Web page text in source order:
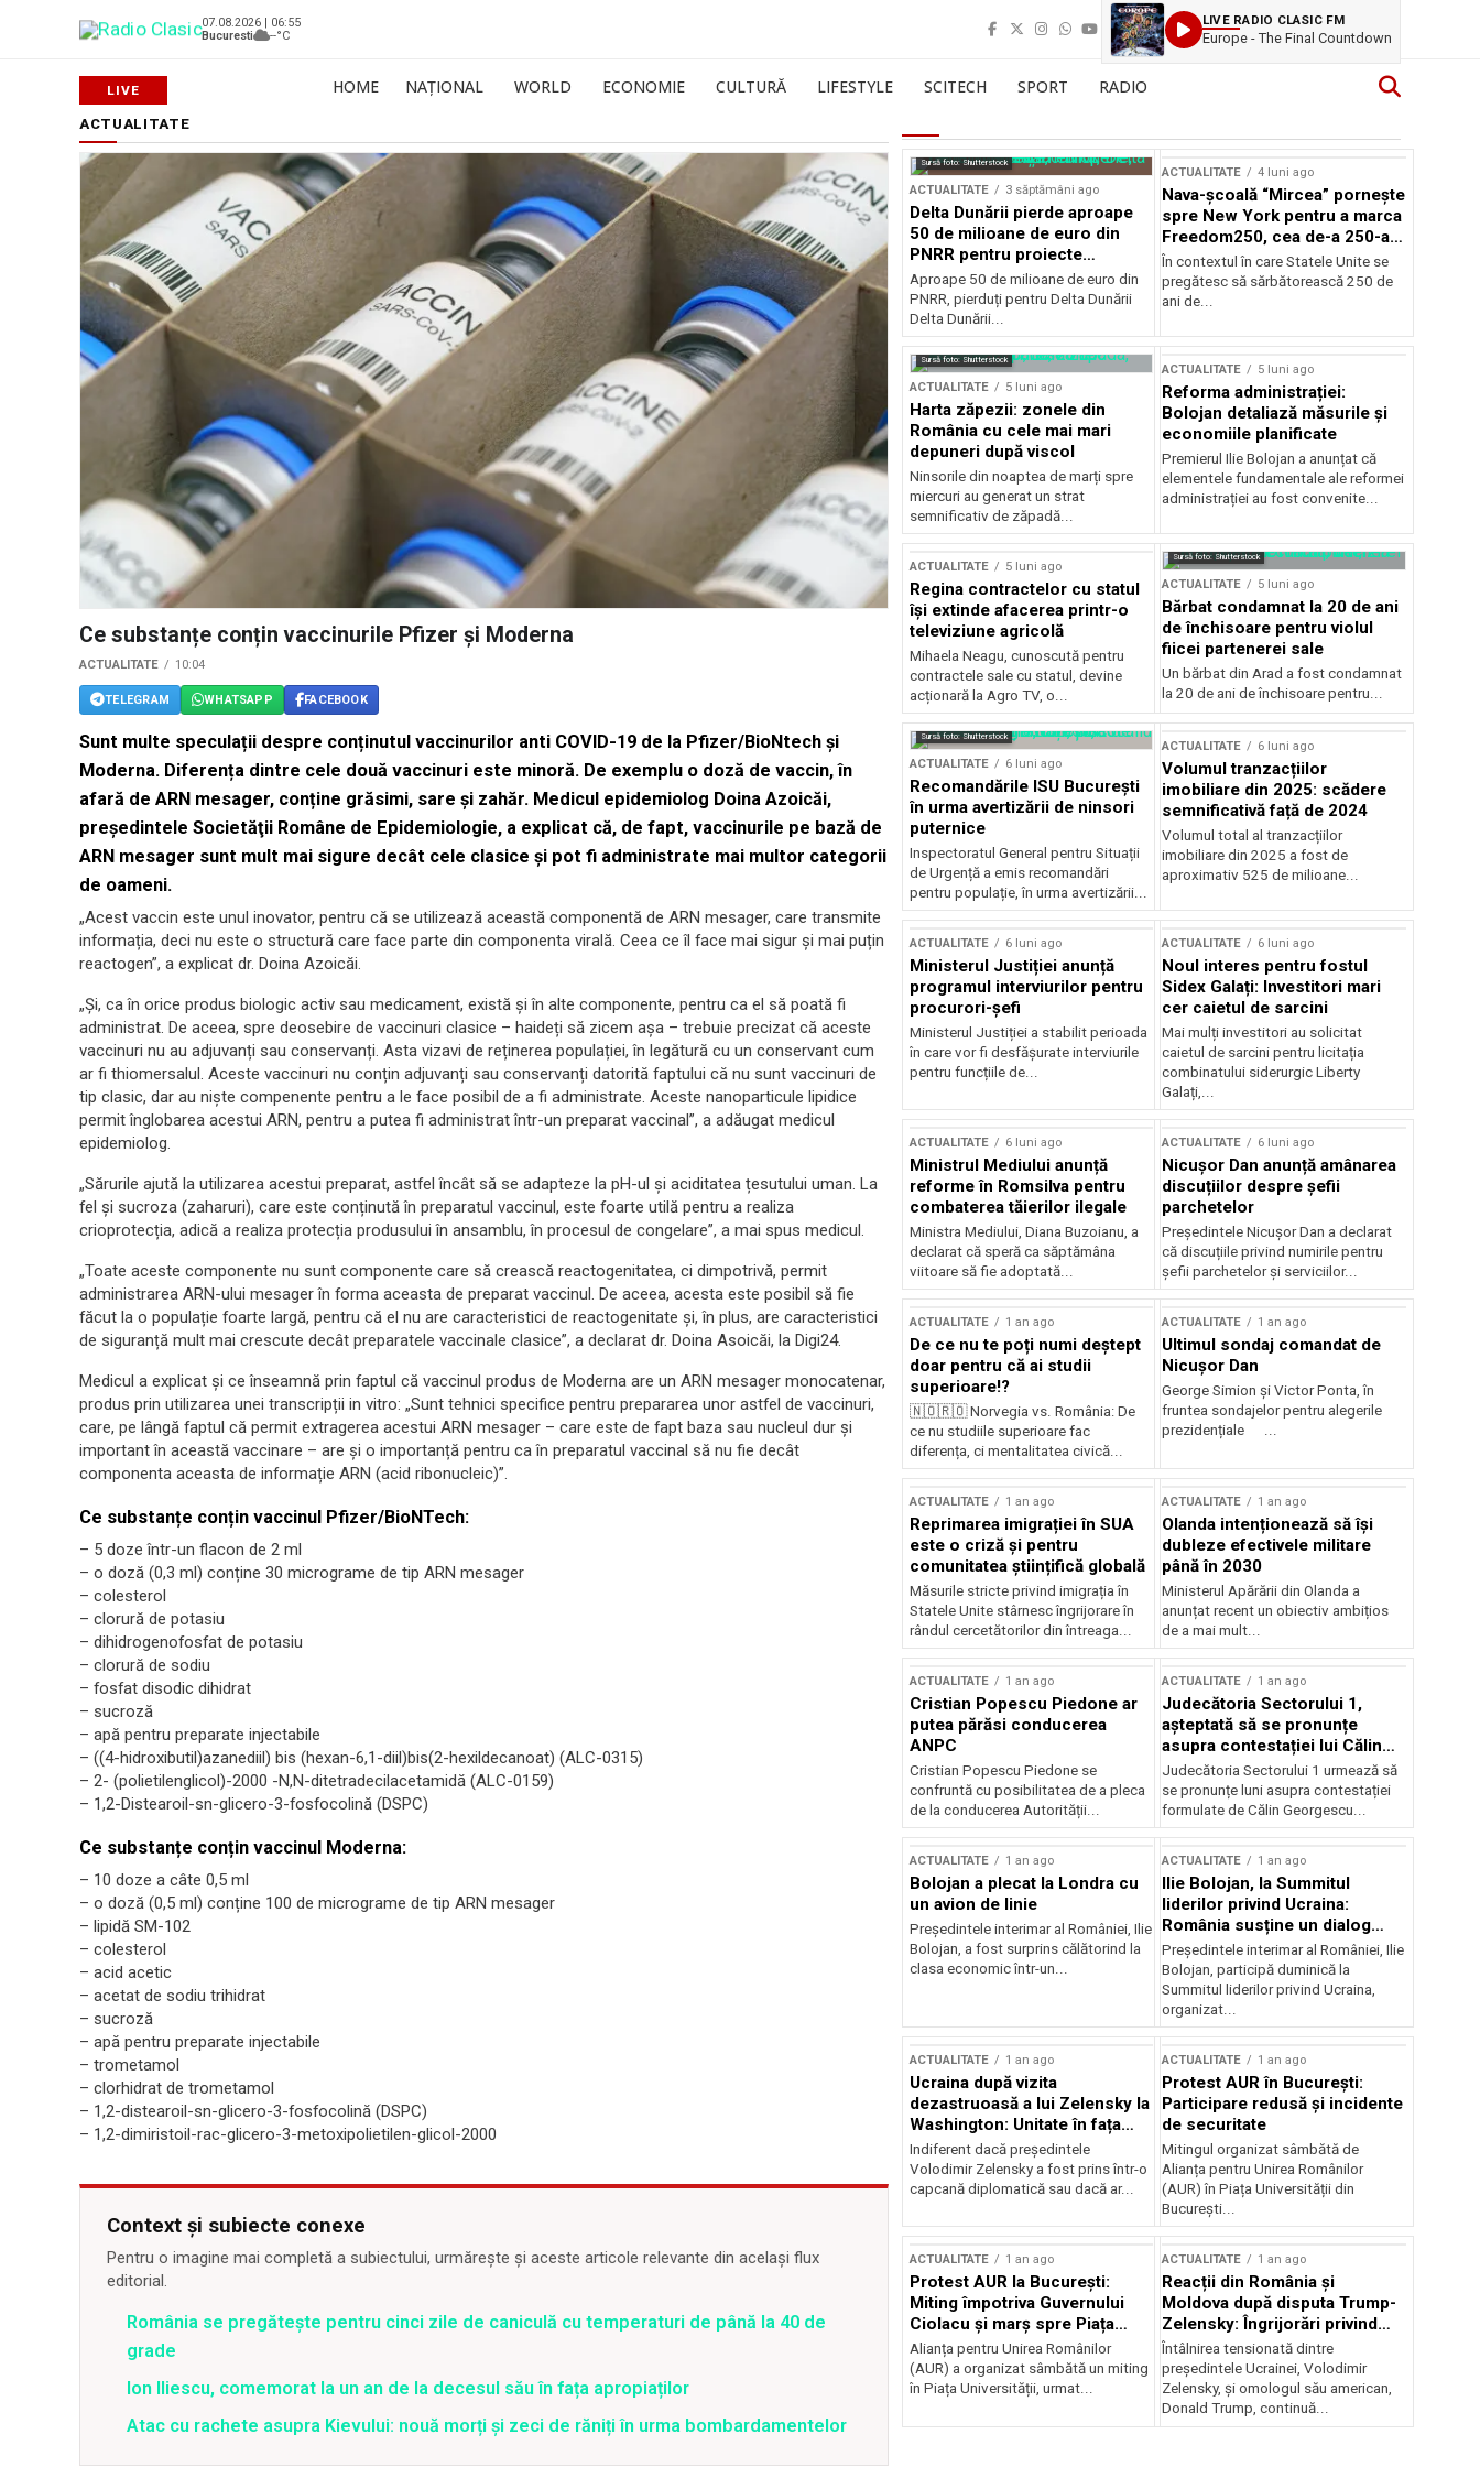
07.08.2026 | 06:55
Bucuresti
--°C
LIVE RADIO CLASIC FM
Europe - The Final Countdown
HOME NAȚIONAL WORLD ECONOMIE CULTURĂ LIFESTYLE SCITECH SPORT RADIO
ACTUALITATE
Ce substanțe conțin vaccinurile Pfizer și Moderna
ACTUALITATE 10:04
TELEGRAM WHATSAPP FACEBOOK
Sunt multe speculații despre conținutul vaccinurilor anti COVID-19 de la Pfizer/BioNtech și
Moderna. Diferența dintre cele două vaccinuri este minoră. De exemplu o doză de vaccin, în
afară de ARN mesager, conține grăsimi, sare și zahăr. Medicul epidemiolog Doina Azoicăi,
preşedintele Societăţii Române de Epidemiologie, a explicat că, de fapt, vaccinurile pe bază de
ARN mesager sunt mult mai sigure decât cele clasice și pot fi administrate mai multor categorii
de oameni.
„Acest vaccin este unul inovator, pentru că se utilizează această componentă de ARN mesager, care transmite
informația, deci nu este o structură care face parte din componenta virală. Ceea ce îl face mai sigur și mai puțin
reactogen”, a explicat dr. Doina Azoicăi.
„Și, ca în orice produs biologic activ sau medicament, există și în alte componente, pentru ca el să poată fi
administrat. De aceea, spre deosebire de vaccinuri clasice – haideți să zicem așa – trebuie precizat că aceste
vaccinuri nu au adjuvanți sau conservanți. Asta vizavi de reținerea populației, în legătură cu un conservant cum
ar fi thiomersalul. Aceste vaccinuri nu conțin adjuvanți sau conservanți datorită faptului că nu sunt vaccinuri de
tip clasic, dar au niște compenente pentru a le face posibil de a fi administrate. Aceste nanoparticule lipidice
permit înglobarea acestui ARN, pentru a putea fi administrat într-un preparat vaccinal”, a adăugat medicul
epidemiolog.
„Sărurile ajută la utilizarea acestui preparat, astfel încât să se adapteze la pH-ul și aciditatea țesutului uman. La
fel și sucroza (zaharuri), care este conținută în preparatul vaccinul, este foarte utilă pentru a realiza
crioprotecția, adică a realiza protecția produsului în ansamblu, în procesul de congelare”, a mai spus medicul.
„Toate aceste componente nu sunt componente care să crească reactogenitatea, ci dimpotrivă, permit
administrarea ARN-ului mesager în forma aceasta de preparat vaccinul. De aceea, acesta este posibil să fie
făcut la o populație foarte largă, pentru că el nu are caracteristici de reactogenitate și, în plus, are caracteristici
de siguranță mult mai crescute decât preparatele vaccinale clasice”, a declarat dr. Doina Asoicăi, la Digi24.
Medicul a explicat și ce înseamnă prin faptul că vaccinul produs de Moderna are un ARN mesager monocatenar,
produs prin utilizarea unei transcripții in vitro: „Sunt tehnici specifice pentru prepararea unor astfel de vaccinuri,
care, pe lângă faptul că permit extragerea acestui ARN mesager – care este de fapt baza sau nucleul dur și
important în această vaccinare – are și o importanță pentru ca în preparatul vaccinal să nu fie decât
componenta aceasta de informație ARN (acid ribonucleic)”.
Ce substanțe conțin vaccinul Pfizer/BioNTech:
– 5 doze într-un flacon de 2 ml
– o doză (0,3 ml) conține 30 micrograme de tip ARN mesager
– colesterol
– clorură de potasiu
– dihidrogenofosfat de potasiu
– clorură de sodiu
– fosfat disodic dihidrat
– sucroză
– apă pentru preparate injectabile
– ((4-hidroxibutil)azanediil) bis (hexan-6,1-diil)bis(2-hexildecanoat) (ALC-0315)
– 2- (polietilenglicol)-2000 -N,N-ditetradecilacetamidă (ALC-0159)
– 1,2-Distearoil-sn-glicero-3-fosfocolină (DSPC)
Ce substanțe conțin vaccinul Moderna:
– 10 doze a câte 0,5 ml
– o doză (0,5 ml) conține 100 de micrograme de tip ARN mesager
– lipidă SM-102
– colesterol
– acid acetic
– acetat de sodiu trihidrat
– sucroză
– apă pentru preparate injectabile
– trometamol
– clorhidrat de trometamol
– 1,2-distearoil-sn-glicero-3-fosfocolină (DSPC)
– 1,2-dimiristoil-rac-glicero-3-metoxipolietilen-glicol-2000
Context și subiecte conexe
Pentru o imagine mai completă a subiectului, urmărește și aceste articole relevante din același flux
editorial.
România se pregătește pentru cinci zile de caniculă cu temperaturi de până la 40 de
grade
Ion Iliescu, comemorat la un an de la decesul său în fața apropiaților
Atac cu rachete asupra Kievului: nouă morți și zeci de răniți în urma bombardamentelor
Sursă foto: Shutterstock
ACTUALITATE 3 săptămâni ago
Delta Dunării pierde aproape
50 de milioane de euro din
PNRR pentru proiecte
esențiale
Aproape 50 de milioane de euro din
PNRR, pierduți pentru Delta Dunării
Delta Dunării...
ACTUALITATE 4 luni ago
Nava-școală “Mircea” pornește
spre New York pentru a marca
Freedom250, cea de-a 250-a
aniversare a Statelor Unite
În contextul în care Statele Unite se
pregătesc să sărbătorească 250 de
ani de...
Sursă foto: Shutterstock
ACTUALITATE 5 luni ago
Harta zăpezii: zonele din
România cu cele mai mari
depuneri după viscol
Ninsorile din noaptea de marți spre
miercuri au generat un strat
semnificativ de zăpadă...
ACTUALITATE 5 luni ago
Reforma administrației:
Bolojan detaliază măsurile și
economiile planificate
Premierul Ilie Bolojan a anunțat că
elementele fundamentale ale reformei
administrației au fost convenite...
ACTUALITATE 5 luni ago
Regina contractelor cu statul
își extinde afacerea printr-o
televiziune agricolă
Mihaela Neagu, cunoscută pentru
contractele sale cu statul, devine
acționară la Agro TV, o...
Sursă foto: Shutterstock
ACTUALITATE 5 luni ago
Bărbat condamnat la 20 de ani
de închisoare pentru violul
fiicei partenerei sale
Un bărbat din Arad a fost condamnat
la 20 de ani de închisoare pentru...
Sursă foto: Shutterstock
ACTUALITATE 6 luni ago
Recomandările ISU București
în urma avertizării de ninsori
puternice
Inspectoratul General pentru Situații
de Urgență a emis recomandări
pentru populație, în urma avertizării...
ACTUALITATE 6 luni ago
Volumul tranzacțiilor
imobiliare din 2025: scădere
semnificativă față de 2024
Volumul total al tranzacțiilor
imobiliare din 2025 a fost de
aproximativ 525 de milioane...
ACTUALITATE 6 luni ago
Ministerul Justiției anunță
programul interviurilor pentru
procurori-șefi
Ministerul Justiției a stabilit perioada
în care vor fi desfășurate interviurile
pentru funcțiile de...
ACTUALITATE 6 luni ago
Noul interes pentru fostul
Sidex Galați: Investitori mari
cer caietul de sarcini
Mai mulți investitori au solicitat
caietul de sarcini pentru licitația
combinatului siderurgic Liberty
Galați,...
ACTUALITATE 6 luni ago
Ministrul Mediului anunță
reforme în Romsilva pentru
combaterea tăierilor ilegale
Ministra Mediului, Diana Buzoianu, a
declarat că speră ca săptămâna
viitoare să fie adoptată...
ACTUALITATE 6 luni ago
Nicușor Dan anunță amânarea
discuțiilor despre șefii
parchetelor
Președintele Nicușor Dan a declarat
că discuțiile privind numirile pentru
șefii parchetelor și serviciilor...
ACTUALITATE 1 an ago
De ce nu te poți numi deștept
doar pentru că ai studii
superioare!?
🇳🇴🇷🇴 Norvegia vs. România: De
ce nu studiile superioare fac
diferența, ci mentalitatea civică...
ACTUALITATE 1 an ago
Ultimul sondaj comandat de
Nicușor Dan
George Simion și Victor Ponta, în
fruntea sondajelor pentru alegerile
prezidențiale ...
ACTUALITATE 1 an ago
Reprimarea imigrației în SUA
este o criză și pentru
comunitatea științifică globală
Măsurile stricte privind imigrația în
Statele Unite stârnesc îngrijorare în
rândul cercetătorilor din întreaga...
ACTUALITATE 1 an ago
Olanda intenționează să își
dubleze efectivele militare
până în 2030
Ministerul Apărării din Olanda a
anunțat recent un obiectiv ambițios
de a mai mult...
ACTUALITATE 1 an ago
Cristian Popescu Piedone ar
putea părăsi conducerea
ANPC
Cristian Popescu Piedone se
confruntă cu posibilitatea de a pleca
de la conducerea Autorității...
ACTUALITATE 1 an ago
Judecătoria Sectorului 1,
așteptată să se pronunțe
asupra contestației lui Călin
Georgescu privind controlul
judiciar
Judecătoria Sectorului 1 urmează să
se pronunțe luni asupra contestației
formulate de Călin Georgescu...
ACTUALITATE 1 an ago
Bolojan a plecat la Londra cu
un avion de linie
Președintele interimar al României, Ilie
Bolojan, a fost surprins călătorind la
clasa economic într-un...
ACTUALITATE 1 an ago
Ilie Bolojan, la Summitul
liderilor privind Ucraina:
România susține un dialog
transatlantic pentru securitate
și stabilitate
Președintele interimar al României, Ilie
Bolojan, participă duminică la
Summitul liderilor privind Ucraina,
organizat...
ACTUALITATE 1 an ago
Ucraina după vizita
dezastruoasă a lui Zelensky la
Washington: Unitate în fața
incertitudinii
Indiferent dacă președintele
Volodimir Zelensky a fost prins într-o
capcană diplomatică sau dacă ar...
ACTUALITATE 1 an ago
Protest AUR în București:
Participare redusă și incidente
de securitate
Mitingul organizat sâmbătă de
Alianța pentru Unirea Românilor
(AUR) în Piața Universității din
București...
ACTUALITATE 1 an ago
Protest AUR la București:
Miting împotriva Guvernului
Ciolacu și marș spre Piața
Victoriei
Alianța pentru Unirea Românilor
(AUR) a organizat sâmbătă un miting
în Piața Universității, urmat...
ACTUALITATE 1 an ago
Reacții din România și
Moldova după disputa Trump-
Zelensky: Îngrijorări privind
securitatea regională
Întâlnirea tensionată dintre
președintele Ucrainei, Volodimir
Zelensky, și omologul său american,
Donald Trump, continuă...